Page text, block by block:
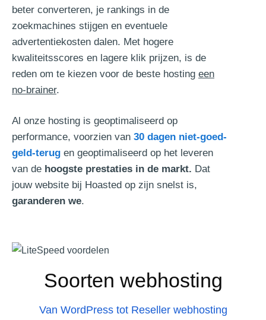
beter converteren, je rankings in de
zoekmachines stijgen en eventuele
advertentiekosten dalen. Met hogere
kwaliteitsscores en lagere klik prijzen, is de
reden om te kiezen voor de beste hosting een
no-brainer.
Al onze hosting is geoptimaliseerd op
performance, voorzien van 30 dagen niet-goed-
geld-terug en geoptimaliseerd op het leveren
van de hoogste prestaties in de markt. Dat
jouw website bij Hoasted op zijn snelst is,
garanderen we.
Soorten webhosting
Van WordPress tot Reseller webhosting